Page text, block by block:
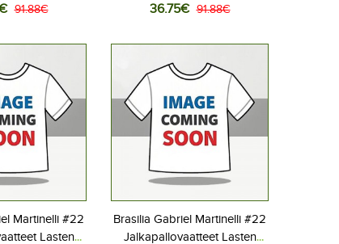
kisat 2026
91.88€
Vieraspeliasu MM-kisat 2026
housut)
36.75€ 91.88€
Martinelli #22
Lasten
Brasilia Gabriel Martinelli #22
Jalkapallovaatteet Lasten